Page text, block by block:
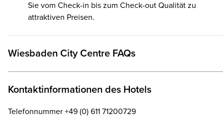
Sie vom Check-in bis zum Check-out Qualität zu
attraktiven Preisen.
Wiesbaden City Centre FAQs
Kontaktinformationen des Hotels
Telefonnummer +49 (0) 611 71200729